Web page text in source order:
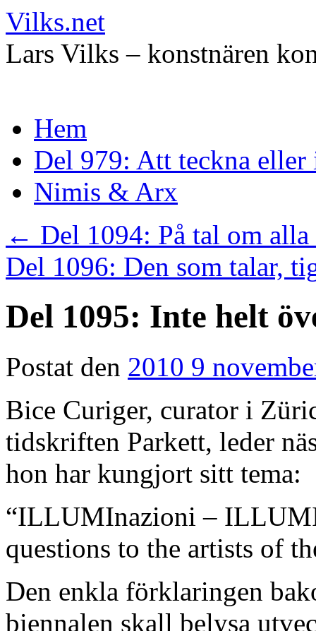
Vilks.net
Lars Vilks – konstnären
Hoppa
till
innehållHem
Del 979: Att teckna eller
Nimis & Arx
← Del 1094: På tal om alla
Del 1096: Den som talar,
Del 1095: Inte helt
Postat den 2010 9
Bice Curiger, curator i
tidskriften Parkett, leder
hon har kungjort sitt tema:
“ILLUMInazioni –
questions to the artists of
Den enkla förklaringen
biennalen skall belysa